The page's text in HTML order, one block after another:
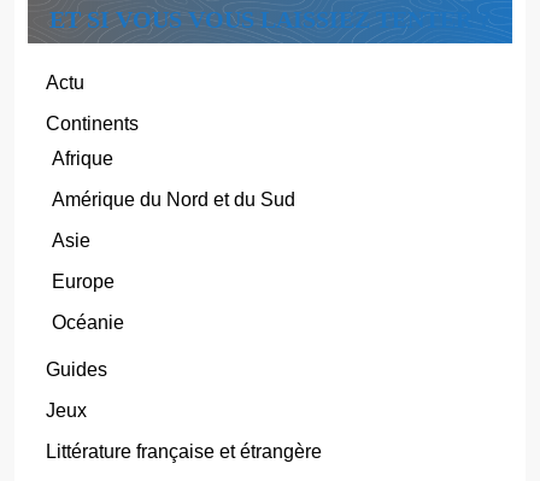
ET SI VOUS VOUS LAISSIEZ TENTER ?
Actu
Continents
Afrique
Amérique du Nord et du Sud
Asie
Europe
Océanie
Guides
Jeux
Littérature française et étrangère